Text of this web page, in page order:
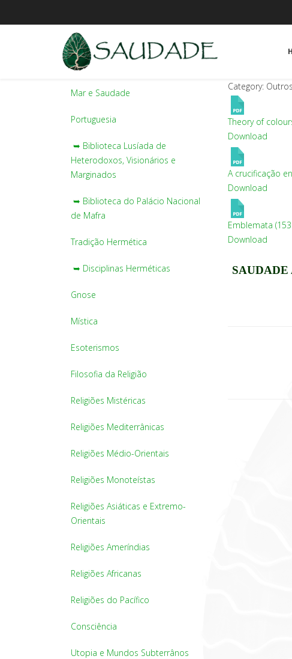
Mar e Saudade
Portuguesia
➥ Biblioteca Lusíada de
Heterodoxos, Visionários e
Marginados
➥ Biblioteca do Palácio Nacional
de Mafra
Tradição Hermética
➥ Disciplinas Herméticas
Gnose
Mística
Esoterismos
Filosofia da Religião
Religiões Mistéricas
Religiões Mediterrânicas
Religiões Médio-Orientais
Religiões Monoteístas
Religiões Asiáticas e Extremo-
Orientais
Religiões Ameríndias
Religiões Africanas
Religiões do Pacífico
Consciência
Utopia e Mundos Subterrânos
Category:
Theory of
Download
A crucificação
Download
Emblemata
Download
SAUDADE